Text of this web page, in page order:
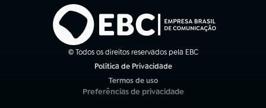
© Todos os direitos reservados pela EBC
Política de Privacidade
Termos de uso
(abre em nova aba)
Preferências de privacidade